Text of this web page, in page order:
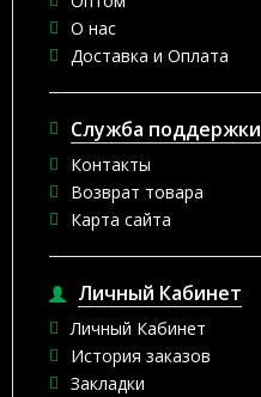
О нас
Доставка и Оплата
Служба поддержки
Контакты
Возврат товара
Карта сайта
Личный Кабинет
Личный Кабинет
История заказов
Закладки